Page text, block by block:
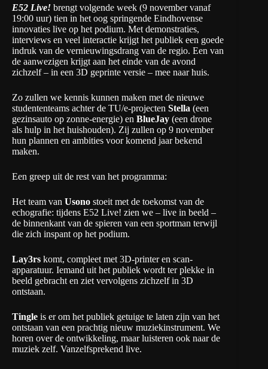
E52 Live! brengt volgende week (9 november vanaf
19:00 uur) tien in het oog springende Eindhovense
innovaties live op het podium. Met demonstraties,
interviews en veel interactie krijgt het publiek een goede
indruk van de vernieuwingsdrang van de regio. Een van
de aanwezigen krijgt aan het einde van de avond
zichzelf – in een 3D geprinte versie – mee naar huis.
Zo zullen we kennis kunnen maken met de nieuwe
studententeams achter de TU/e-projecten Stella (een
gezinsauto op zonne-energie) en BlueJay (een drone
als hulp in het huishouden). Zij zullen op 9 november
hun plannen en ambities voor komend jaar bekend
maken.
Een greep uit de rest van het programma:
Het team van Usono stoeit met de toekomst van de
echografie: tijdens E52 Live! zien we – live in beeld –
de binnenkant van de spieren van een sportman terwijl
die zich inspant op het podium.
Lay3rs komt, compleet met 3D-printer en scan-
apparatuur. Iemand uit het publiek wordt ter plekke in
beeld gebracht en ziet vervolgens zichzelf in 3D
ontstaan.
Tingle is er om het publiek getuige te laten zijn van het
ontstaan van een prachtig nieuw muziekinstrument. We
horen over de ontwikkeling, maar luisteren ook naar de
muziek zelf. Vanzelfsprekend live.